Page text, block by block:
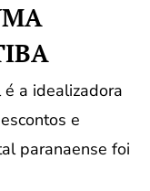
a idealizadora
e
paranaense foi